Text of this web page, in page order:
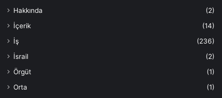
Hakkında
(2)
İçerik
(14)
İş
(236)
İsrail
(2)
Örgüt
(1)
Orta
(1)